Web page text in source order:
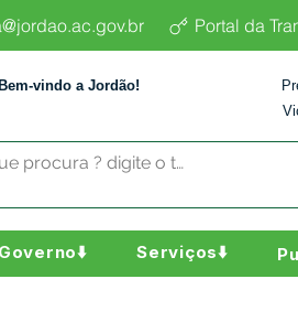
Portal da
vindo a Jordão!
Serviços⬇️